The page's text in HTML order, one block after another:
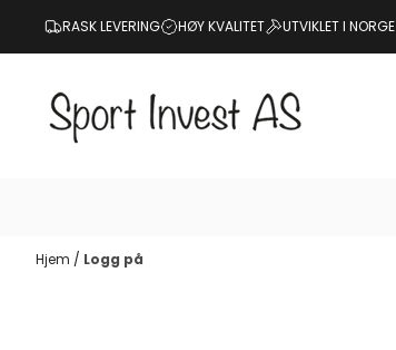
RASK LEVERING HØY KVALITET UTVIKLET I NORGE
Hjem / Logg på